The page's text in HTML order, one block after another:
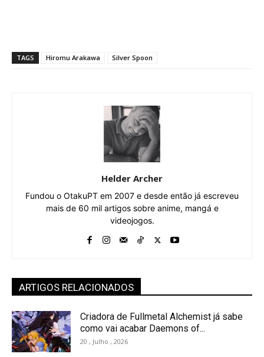
TAGS Hiromu Arakawa Silver Spoon
Helder Archer
Fundou o OtakuPT em 2007 e desde então já escreveu
mais de 60 mil artigos sobre anime, mangá e
videojogos.
ARTIGOS RELACIONADOS
Criadora de Fullmetal Alchemist já sabe
como vai acabar Daemons of...
20 , Julho , 2026